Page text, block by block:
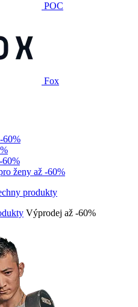
POC
Fox
60%
60%
ženy až -60%
Výprodej až -60%